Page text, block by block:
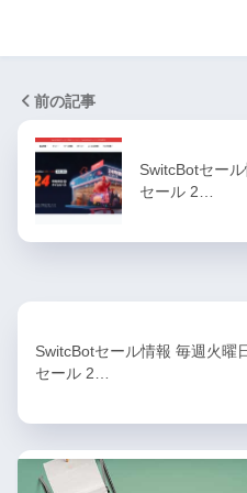
前の記事
SwitcBotセー
セール 2…
SwitcBotセール情報 毎週火曜
セール 2…